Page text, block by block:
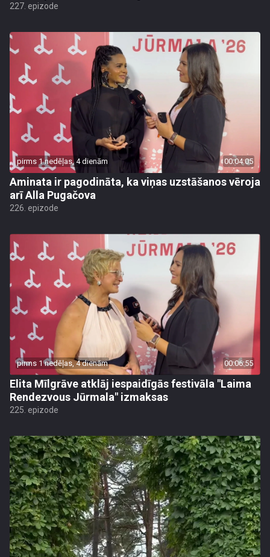
227. epizode
pirms 1 nedēļas, 4 dienām 00:04:05
Aminata ir pagodināta, ka viņas uzstāšanos vēroja
arī Alla Pugačova
226. epizode
pirms 1 nedēļas, 4 dienām 00:06:55
Elita Mīlgrāve atklāj iespaidīgās festivāla "Laima
Rendezvous Jūrmala" izmaksas
225. epizode